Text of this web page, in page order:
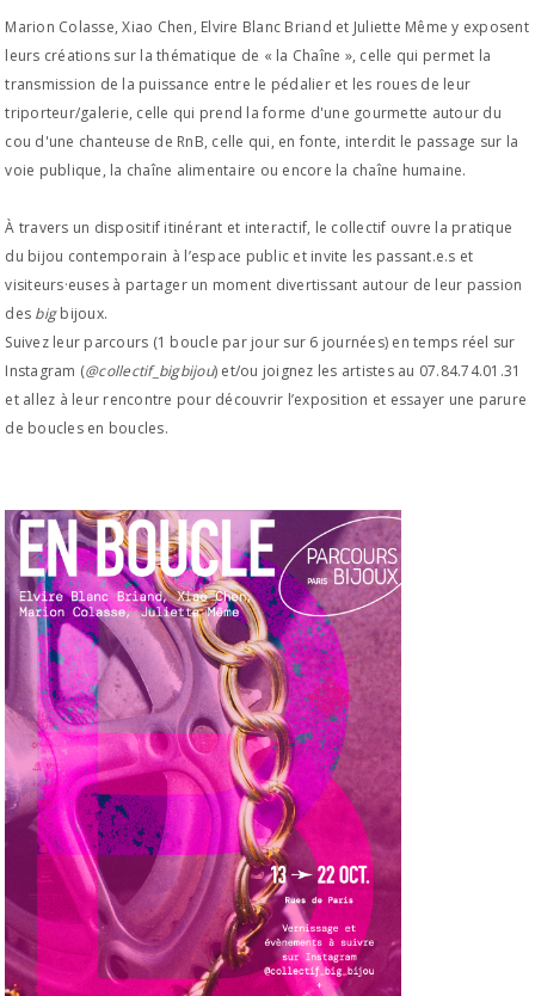
Marion Colasse, Xiao Chen, Elvire Blanc Briand et Juliette Même y exposent
leurs créations sur la thématique de « la Chaîne », celle qui permet la
transmission de la puissance entre le pédalier et les roues de leur
triporteur/galerie, celle qui prend la forme d'une gourmette autour du
cou d'une chanteuse de RnB, celle qui, en fonte, interdit le passage sur la
voie publique, la chaîne alimentaire ou encore la chaîne humaine.
À travers un dispositif itinérant et interactif, le collectif ouvre la pratique
du bijou contemporain à l’espace public et invite les passant.e.s et
visiteurs·euses à partager un moment divertissant autour de leur passion
des bigbijoux.
Suivez leur parcours (1 boucle par jour sur 6 journées) en temps réel sur
Instagram (@collectif_bigbijou) et/ou joignez les artistes au 07.84.74.01.31
et allez à leur rencontre pour découvrir l’exposition et essayer une parure
de boucles en boucles.